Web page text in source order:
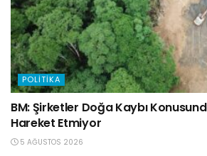
POLITIKA
BM: Şirketler Doğa Kaybı
Hareket Etmiyor
5 AĞUSTOS 2026